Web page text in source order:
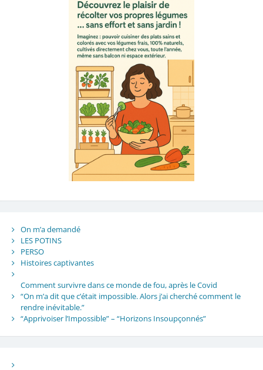
On m’a demandé
LES POTINS
PERSO
Histoires captivantes
Comment survivre dans ce monde de fou, après le Covid
“On m’a dit que c’était impossible. Alors j’ai cherché comment le
rendre inévitable.”
“Apprivoiser l’Impossible” – “Horizons Insoupçonnés”